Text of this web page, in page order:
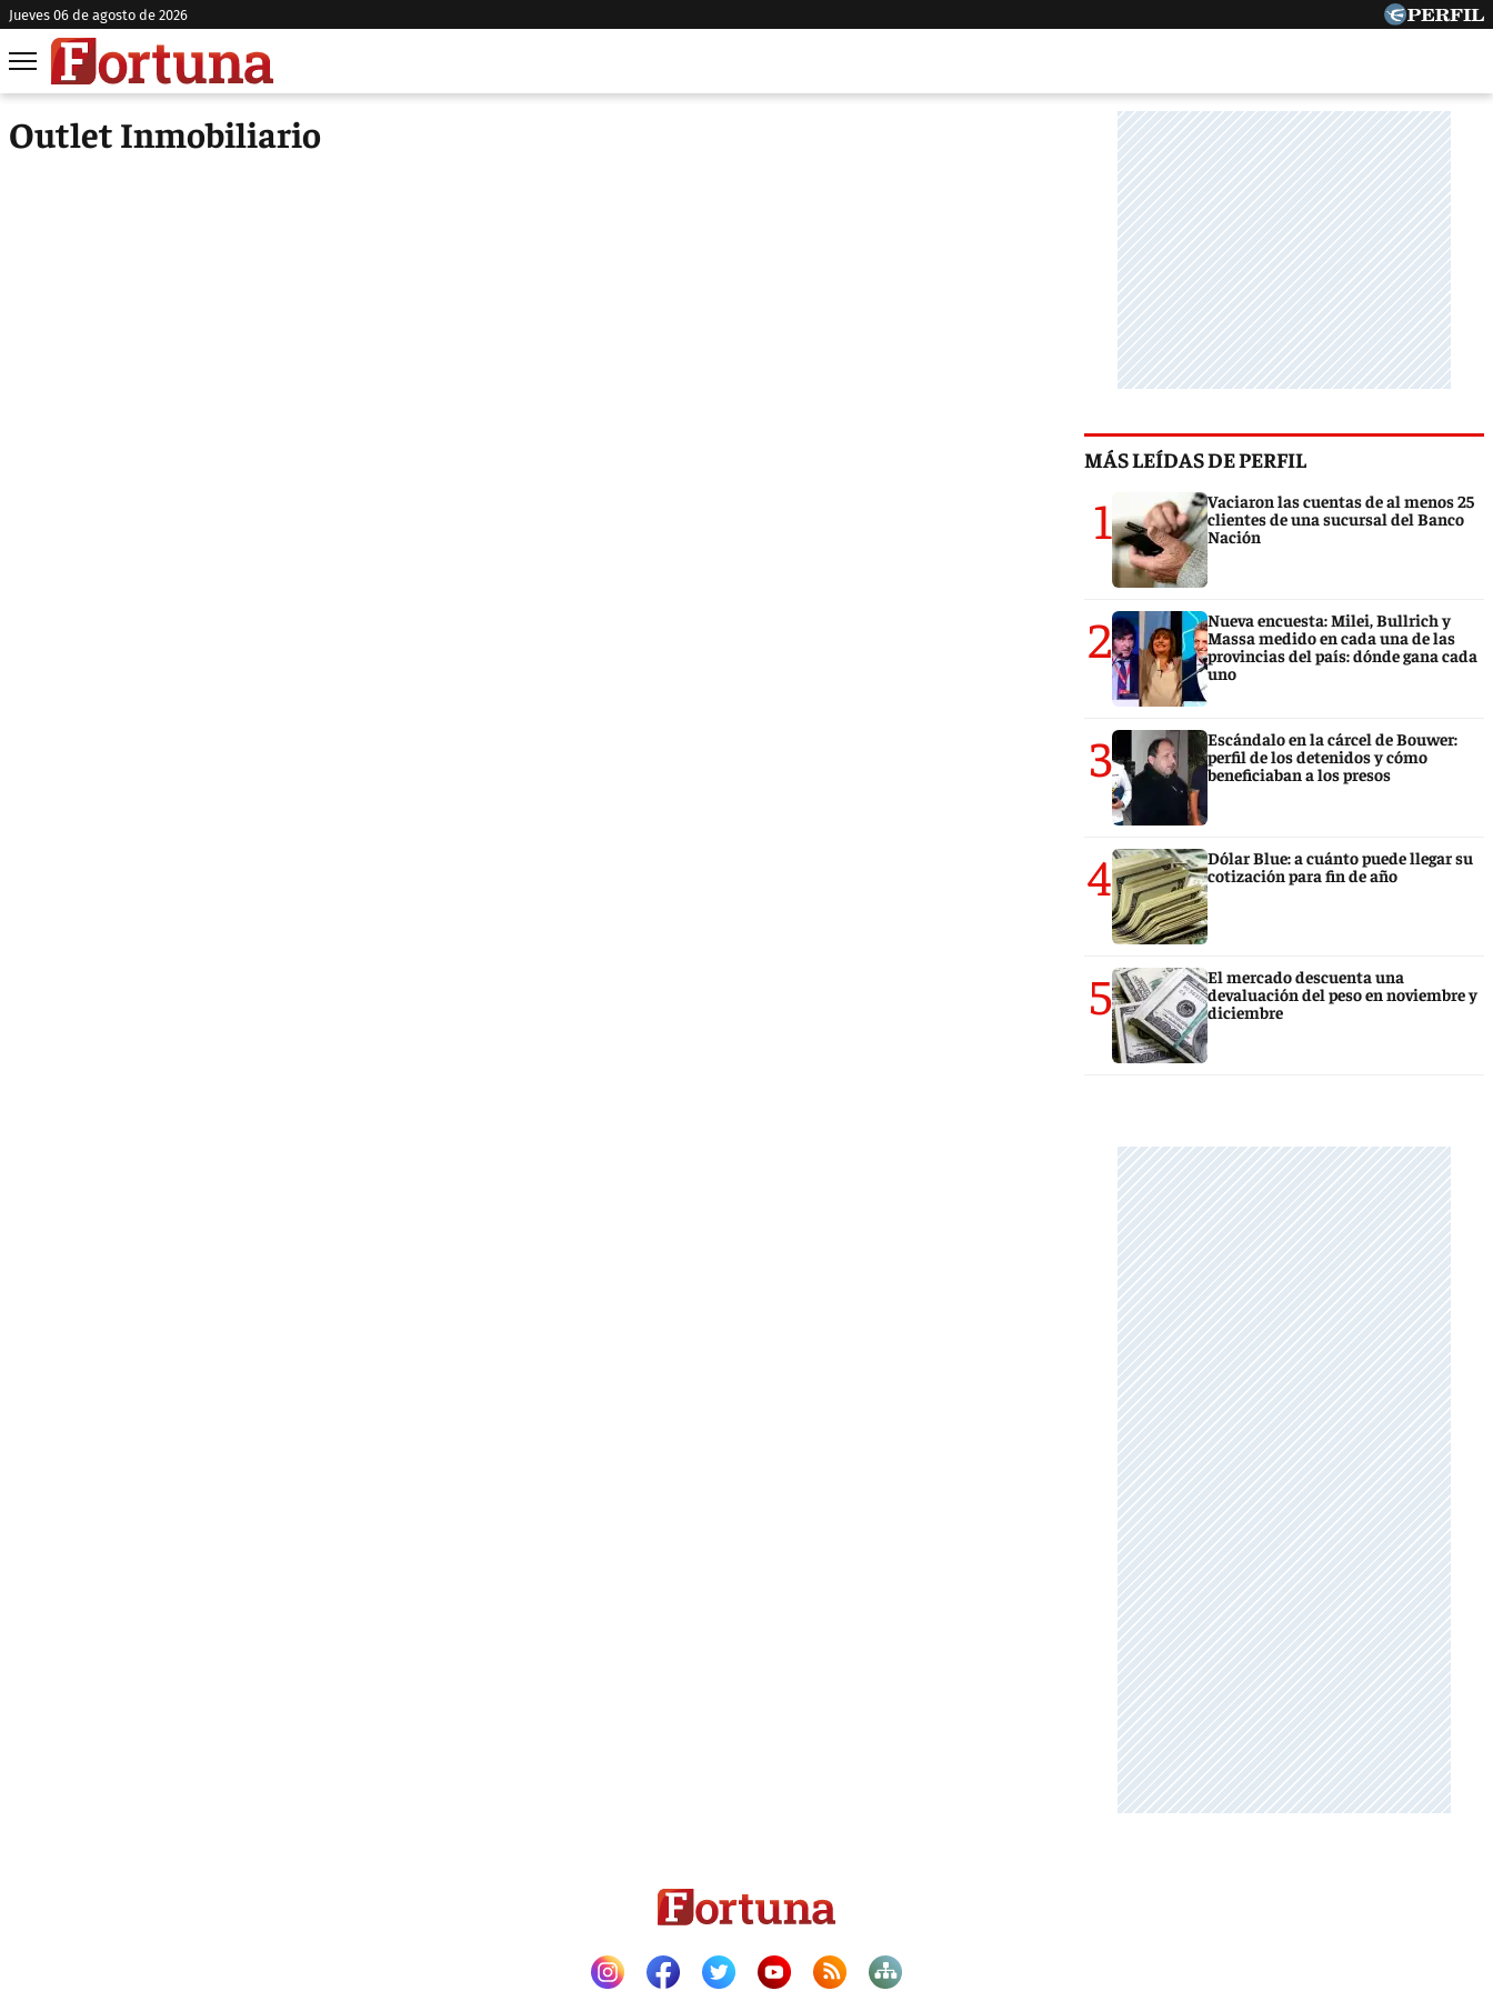
jueves 06 de agosto de 2026
Outlet Inmobiliario
MÁS LEÍDAS DE PERFIL
1
Vaciaron las cuentas de al menos 25
clientes de una sucursal del Banco
Nación
2
Nueva encuesta: Milei, Bullrich y
Massa medido en cada una de las
provincias del país: dónde gana cada
uno
3
Escándalo en la cárcel de Bouwer:
perfil de los detenidos y cómo
beneficiaban a los presos
4
Dólar Blue: a cuánto puede llegar su
cotización para fin de año
5
El mercado descuenta una
devaluación del peso en noviembre y
diciembre